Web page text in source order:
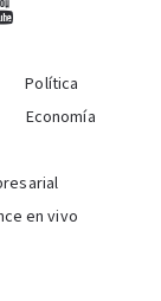
Política
Economía
en vivo